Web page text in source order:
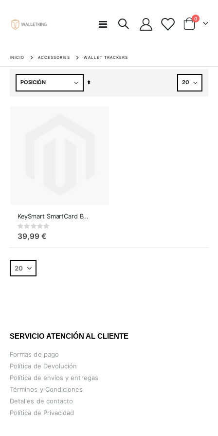
Toggle
0artículos
INICIO ACCESSORIES WALLET TRACKERS
Fijar
KeySmart SmartCard Buscador de Cartera con Apple Find My
Rating:
39,99 €
SERVICIO ATENCIÓN AL CLIENTE
Formas de pago
Política de Devolución
Política de envíos y entregas
Términos y Condiciones
Detalles de contacto
Política de Privacidad